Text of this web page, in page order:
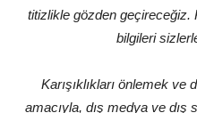
titizlikle gözden geçireceğiz.
bilgileri
Karışıklıkları önlemek
amacıyla, dış medya ve dış